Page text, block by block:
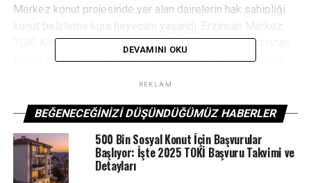
Merkez konut projesinde yer alan dairelerin hak sahipliği
TOKİ Konut Belirleme Kura Sonuçları İsim ListesiErzincan
Merkez TOKİ konut belirleme kura çekilişi sonuçları isim
listesi sorgulama ekranı açılırken, kura sonuçları e-devlet
üzerinden ve TOKİ resmi web sitesinden
görüntülenebilecek. Kura sonuçları E-Devlet TOKİ Başvuru
ekranından görülebiliyor.TOKİ ERZİNCAN KURA ÇEKİLİŞİ
SONUÇLARI CANLI
DEVAMINI OKU
REKLAM
BEĞENECEĞINIZI DÜŞÜNDÜĞÜMÜZ HABERLER
500 Bin Sosyal Konut İçin Başvurular
Başlıyor: İşte 2025 TOKİ Başvuru Takvimi ve
Detayları